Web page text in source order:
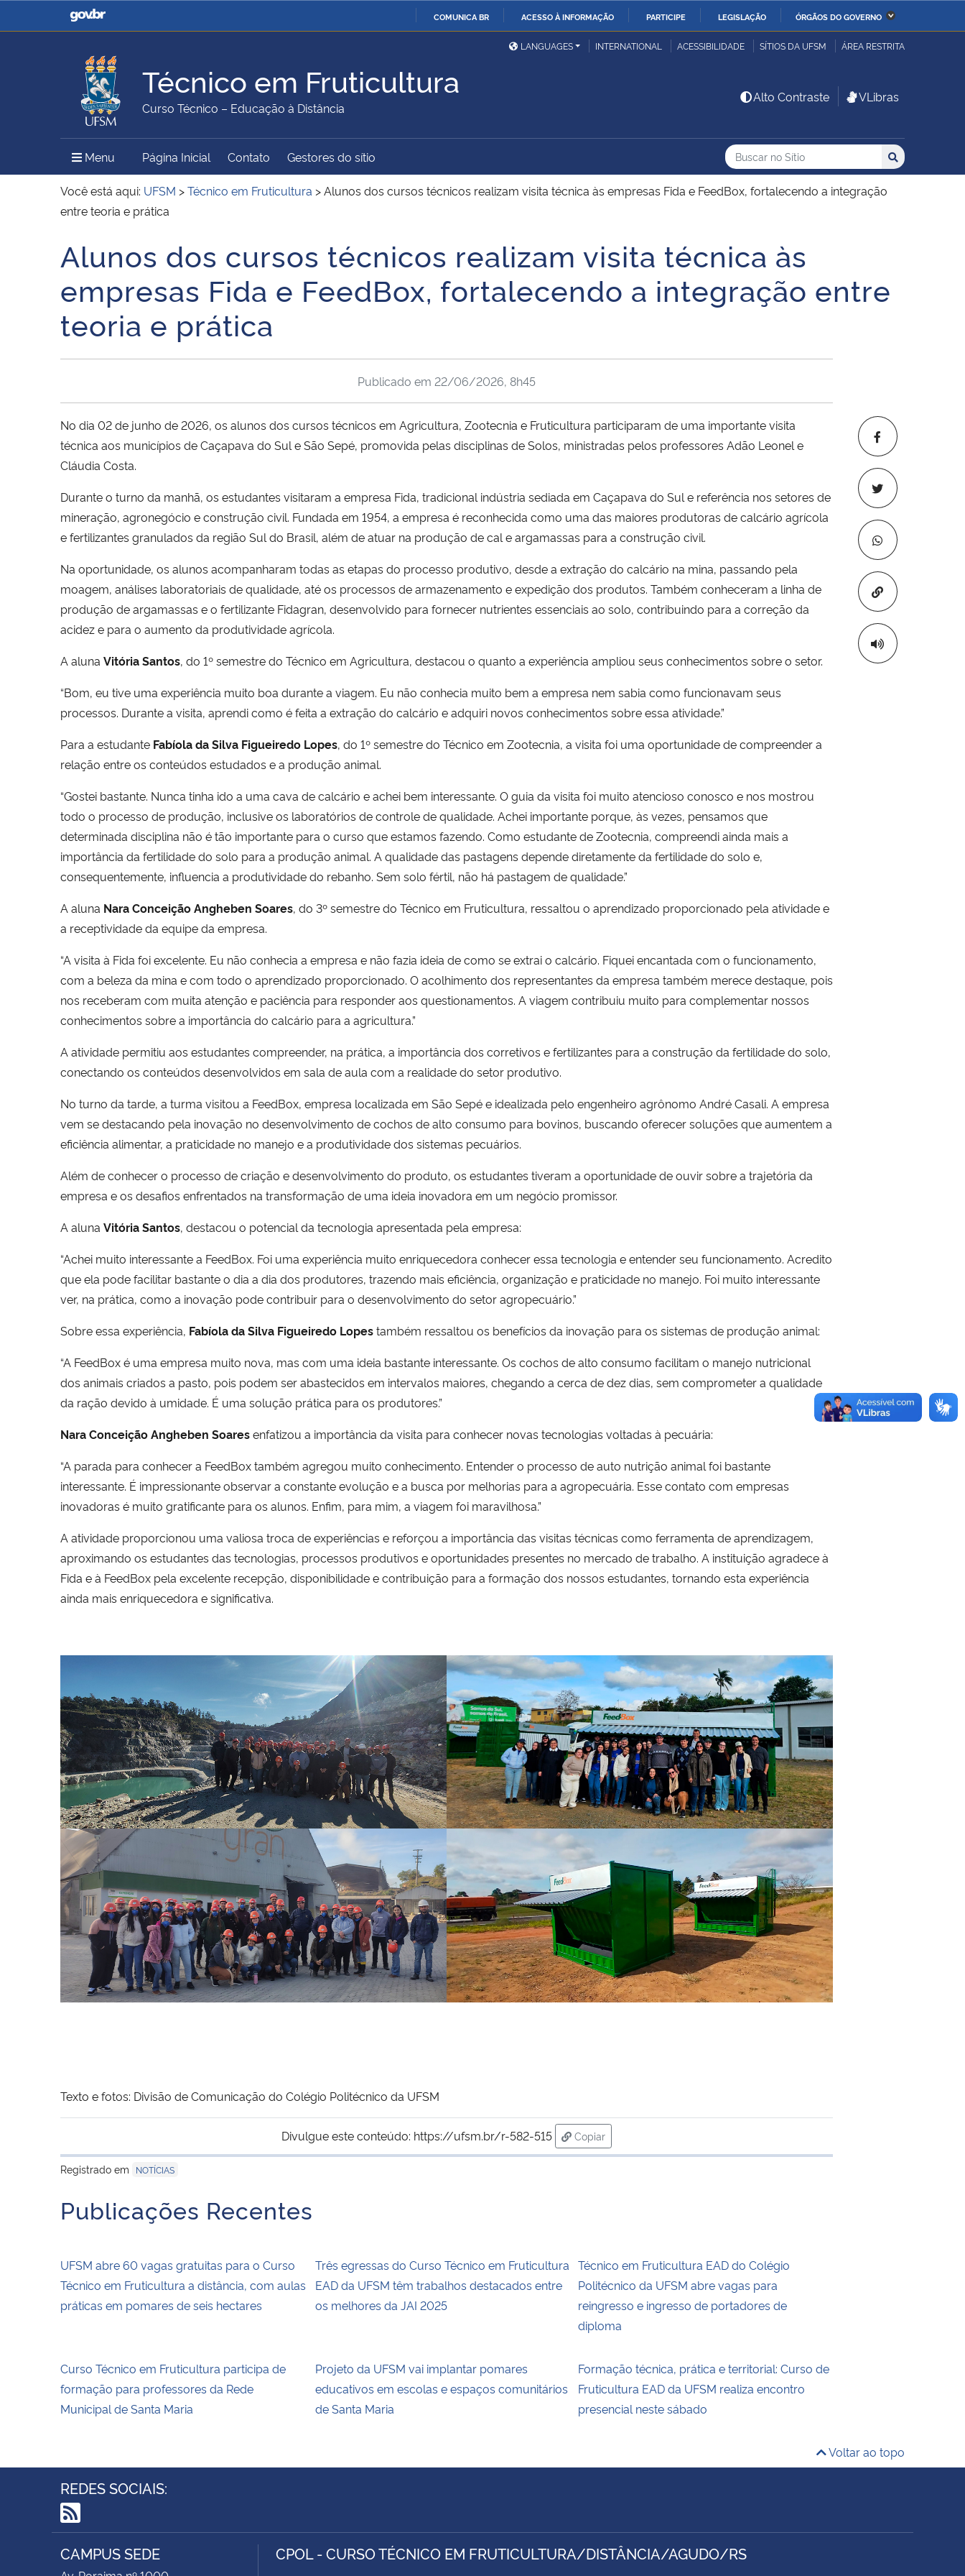
COMUNICA BR ACESSO À INFORMAÇÃO PARTICIPE LEGISLAÇÃO ÓRGÃOS DO GOVERNO
Casa Civil
Ministério da Justiça e
Ministério da Defesa
Ministério das Relações
Exteriores
Ministério da Economia Ministério da Infraestrutura
Ministério da Agricultura,
Pecuária e Abastecimento
Ministério da Educação Ministério da Cidadania
Ministério da Ciência,
Tecnologia, Inovações e
Ministério do Meio Ambiente Ministério do Turismo
Ministério do
Desenvolvimento Regional
União
Família e dos Direitos
Secretaria de Governo
Institucional
Advocacia-Geral da União Banco Central do Brasil Planalto
LANGUAGES INTERNATIONAL ACESSIBILIDADE SÍTIOS DA UFSM ÁREA RESTRITA
Técnico em Fruticultura
Curso Técnico – Educação à Distância
Alto Contraste VLibras
Menu Menu Principal do Sítio
Página Inicial Contato Gestores do sítio Busca
Buscar no no Sítio
Busca: Buscar
Você está aqui: UFSM >Técnico em Fruticultura >Alunos dos cursos técnicos realizam visita técnica às empresas Fida e FeedBox, fortalecendo a integração
entre teoria e prática
Início do conteúdo
Alunos dos cursos técnicos realizam visita técnica às
empresas Fida e FeedBox, fortalecendo a integração entre
teoria e prática
Copiar para
Publicado em 22/06/2026, 8h45
No dia 02 de junho de 2026, os alunos dos cursos técnicos em Agricultura, Zootecnia e Fruticultura participaram de uma importante visita
técnica aos municípios de Caçapava do Sul e São Sepé, promovida pelas disciplinas de Solos, ministradas pelos professores Adão Leonel e
Cláudia Costa.
Durante o turno da manhã, os estudantes visitaram a empresa Fida, tradicional indústria sediada em Caçapava do Sul e referência nos setores de
mineração, agronegócio e construção civil. Fundada em 1954, a empresa é reconhecida como uma das maiores produtoras de calcário agrícola
e fertilizantes granulados da região Sul do Brasil, além de atuar na produção de cal e argamassas para a construção civil.
Na oportunidade, os alunos acompanharam todas as etapas do processo produtivo, desde a extração do calcário na mina, passando pela
moagem, análises laboratoriais de qualidade, até os processos de armazenamento e expedição dos produtos. Também conheceram a linha de
produção de argamassas e o fertilizante Fidagran, desenvolvido para fornecer nutrientes essenciais ao solo, contribuindo para a correção da
acidez e para o aumento da produtividade agrícola.
A aluna Vitória Santos, do 1º semestre do Técnico em Agricultura, destacou o quanto a experiência ampliou seus conhecimentos sobre o setor.
“Bom, eu tive uma experiência muito boa durante a viagem. Eu não conhecia muito bem a empresa nem sabia como funcionavam seus
processos. Durante a visita, aprendi como é feita a extração do calcário e adquiri novos conhecimentos sobre essa atividade.”
Para a estudante Fabíola da Silva Figueiredo Lopes, do 1º semestre do Técnico em Zootecnia, a visita foi uma oportunidade de compreender a
relação entre os conteúdos estudados e a produção animal.
“Gostei bastante. Nunca tinha ido a uma cava de calcário e achei bem interessante. O guia da visita foi muito atencioso conosco e nos mostrou
todo o processo de produção, inclusive os laboratórios de controle de qualidade. Achei importante porque, às vezes, pensamos que
determinada disciplina não é tão importante para o curso que estamos fazendo. Como estudante de Zootecnia, compreendi ainda mais a
importância da fertilidade do solo para a produção animal. A qualidade das pastagens depende diretamente da fertilidade do solo e,
consequentemente, influencia a produtividade do rebanho. Sem solo fértil, não há pastagem de qualidade.”
A aluna Nara Conceição Angheben Soares, do 3º semestre do Técnico em Fruticultura, ressaltou o aprendizado proporcionado pela atividade e
a receptividade da equipe da empresa.
“A visita à Fida foi excelente. Eu não conhecia a empresa e não fazia ideia de como se extrai o calcário. Fiquei encantada com o funcionamento,
com a beleza da mina e com todo o aprendizado proporcionado. O acolhimento dos representantes da empresa também merece destaque, pois
nos receberam com muita atenção e paciência para responder aos questionamentos. A viagem contribuiu muito para complementar nossos
conhecimentos sobre a importância do calcário para a agricultura.”
A atividade permitiu aos estudantes compreender, na prática, a importância dos corretivos e fertilizantes para a construção da fertilidade do solo,
conectando os conteúdos desenvolvidos em sala de aula com a realidade do setor produtivo.
No turno da tarde, a turma visitou a FeedBox, empresa localizada em São Sepé e idealizada pelo engenheiro agrônomo André Casali. A empresa
vem se destacando pela inovação no desenvolvimento de cochos de alto consumo para bovinos, buscando oferecer soluções que aumentem a
eficiência alimentar, a praticidade no manejo e a produtividade dos sistemas pecuários.
Além de conhecer o processo de criação e desenvolvimento do produto, os estudantes tiveram a oportunidade de ouvir sobre a trajetória da
empresa e os desafios enfrentados na transformação de uma ideia inovadora em um negócio promissor.
A aluna Vitória Santos, destacou o potencial da tecnologia apresentada pela empresa:
“Achei muito interessante a FeedBox. Foi uma experiência muito enriquecedora conhecer essa tecnologia e entender seu funcionamento. Acredito
que ela pode facilitar bastante o dia a dia dos produtores, trazendo mais eficiência, organização e praticidade no manejo. Foi muito interessante
ver, na prática, como a inovação pode contribuir para o desenvolvimento do setor agropecuário.”
Sobre essa experiência, Fabíola da Silva Figueiredo Lopestambém ressaltou os benefícios da inovação para os sistemas de produção animal:
“A FeedBox é uma empresa muito nova, mas com uma ideia bastante interessante. Os cochos de alto consumo facilitam o manejo nutricional
dos animais criados a pasto, pois podem ser abastecidos em intervalos maiores, chegando a cerca de dez dias, sem comprometer a qualidade
da ração devido à umidade. É uma solução prática para os produtores.”
Nara Conceição Angheben Soaresenfatizou a importância da visita para conhecer novas tecnologias voltadas à pecuária:
“A parada para conhecer a FeedBox também agregou muito conhecimento. Entender o processo de auto nutrição animal foi bastante
interessante. É impressionante observar a constante evolução e a busca por melhorias para a agropecuária. Esse contato com empresas
inovadoras é muito gratificante para os alunos. Enfim, para mim, a viagem foi maravilhosa.”
A atividade proporcionou uma valiosa troca de experiências e reforçou a importância das visitas técnicas como ferramenta de aprendizagem,
aproximando os estudantes das tecnologias, processos produtivos e oportunidades presentes no mercado de trabalho. A instituição agradece à
Fida e à FeedBox pela excelente recepção, disponibilidade e contribuição para a formação dos nossos estudantes, tornando esta experiência
ainda mais enriquecedora e significativa.
Texto e fotos: Divisão de Comunicação do Colégio Politécnico da UFSM
Divulgue este conteúdo: https://ufsm.br/r-582-515
Copiar
para área de transferência
Registrado em
NOTÍCIAS
Publicações Recentes
UFSM abre 60 vagas gratuitas para o Curso
Técnico em Fruticultura a distância, com aulas
práticas em pomares de seis hectares
Três egressas do Curso Técnico em Fruticultura
EAD da UFSM têm trabalhos destacados entre
os melhores da JAI 2025
Técnico em Fruticultura EAD do Colégio
Politécnico da UFSM abre vagas para
reingresso e ingresso de portadores de
diploma
Curso Técnico em Fruticultura participa de
formação para professores da Rede
Municipal de Santa Maria
Projeto da UFSM vai implantar pomares
educativos em escolas e espaços comunitários
de Santa Maria
Formação técnica, prática e territorial: Curso de
Fruticultura EAD da UFSM realiza encontro
presencial neste sábado
Voltar ao topo
REDES SOCIAIS:
RSS
CAMPUS SEDE CPOL - CURSO TÉCNICO EM FRUTICULTURA/DISTÂNCIA/AGUDO/RS